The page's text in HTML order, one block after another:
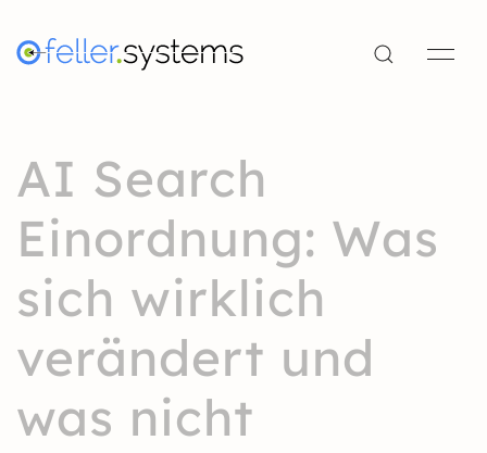
AI Search
Einordnung: Was
sich wirklich
verändert und
was nicht